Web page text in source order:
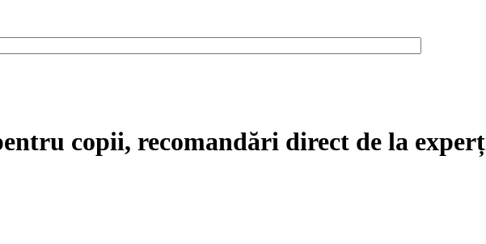
copii, recomandări direct de la